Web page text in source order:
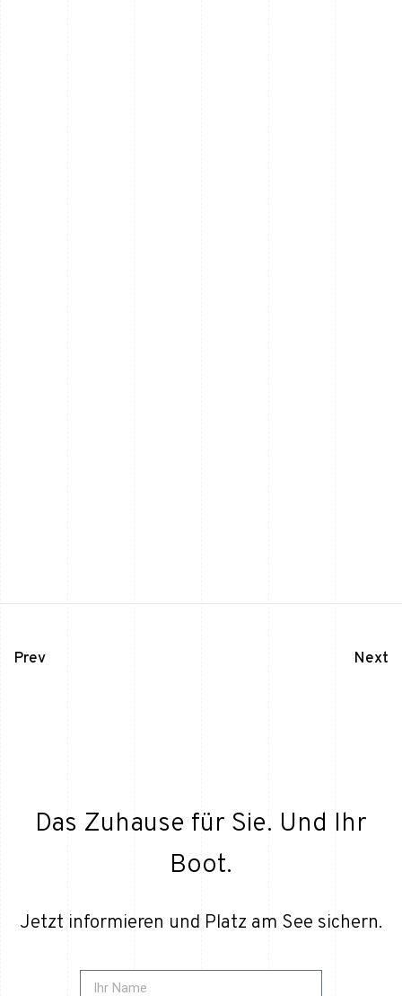
Prev Next
Das Zuhause für Sie. Und Ihr
Boot.
Jetzt informieren und Platz am See sichern.